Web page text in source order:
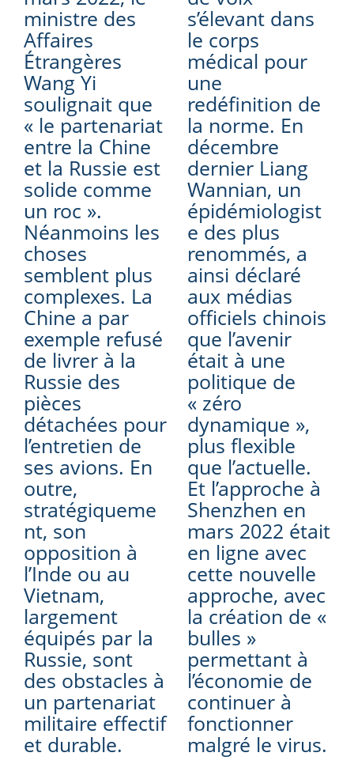
ministre des
Affaires
Étrangères
Wang Yi
soulignait que
« le partenariat
entre la Chine
et la Russie est
solide comme
un roc ».
Néanmoins les
choses
semblent plus
complexes. La
Chine a par
exemple refusé
de livrer à la
Russie des
pièces
détachées pour
l’entretien de
ses avions. En
outre,
stratégiqueme
nt, son
opposition à
l’Inde ou au
Vietnam,
largement
équipés par la
Russie, sont
des obstacles à
un partenariat
militaire effectif
et durable.
s’élevant dans
le corps
médical pour
une
redéfinition de
la norme. En
décembre
dernier Liang
Wannian, un
épidémiologist
e des plus
renommés, a
ainsi déclaré
aux médias
officiels chinois
que l’avenir
était à une
politique de
« zéro
dynamique »,
plus flexible
que l’actuelle.
Et l’approche à
Shenzhen en
mars 2022 était
en ligne avec
cette nouvelle
approche, avec
la création de «
bulles »
permettant à
l’économie de
continuer à
fonctionner
malgré le virus.